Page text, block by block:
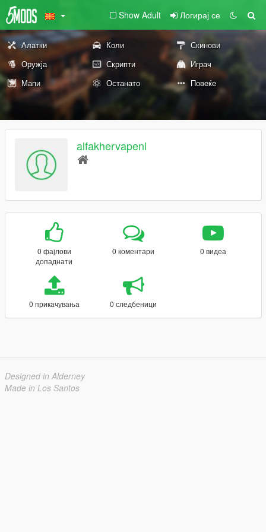
Show Adult Логирај се
Алатки Коли
Скинови
Оружја
Скрипти
Играч
Мапи
Останато Повеќе
alfakhervapenl
0 фајлови
допаднати
0 коментари 0 видеа
0 прикачувања 0 следбеници
Designed in Alderney
Made in Los Santos